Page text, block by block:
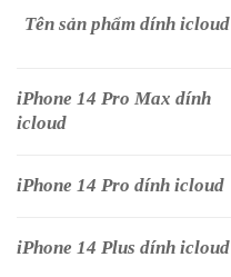
Tên sản phẩm dính icloud
iPhone 14 Pro Max dính
icloud
iPhone 14 Pro dính icloud
iPhone 14 Plus dính icloud